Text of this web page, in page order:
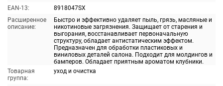
EAN-13:
8918047SX
Расширенное
описание:
Быстро и эффективно удаляет пыль, грязь, масляные и
никотиновые загрязнения. Защищает от старения и
выгорания, восстанавливает первоначальную
структуру, обладает антистатическим эффектом.
Предназначен для обработки пластиковых и
виниловых деталей салона. Подходит для молдингов и
бамперов. Обладает приятным ароматом клубники.
Товарная
группа:
уход и очистка